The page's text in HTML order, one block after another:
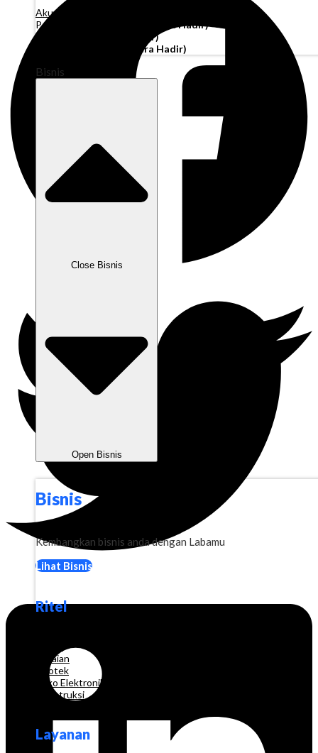
Akun Operasi
Pembiayaan Penagihan
(Segera Hadir)
Modal Kerja
(Segera Hadir)
(Segera Hadir)
Bisnis
Close Bisnis
Open Bisnis
Bisnis
Kembangkan bisnis anda dengan Labamu
Lihat Bisnis
Ritel
Pakaian
Apotek
Toko Elektronik
Konstruksi
Layanan